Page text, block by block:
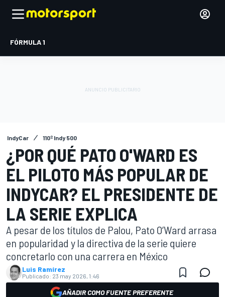
FÓRMULA 1
IndyCar 110º Indy 500
¿POR QUÉ PATO O'WARD ES
EL PILOTO MÁS POPULAR DE
INDYCAR? EL PRESIDENTE DE
LA SERIE EXPLICA
A pesar de los títulos de Palou, Pato O’Ward arrasa
en popularidad y la directiva de la serie quiere
concretarlo con una carrera en México
Luis Ramírez
Publicado: 23 may 2026, 1:46
AÑADIR COMO FUENTE PREFERENTE